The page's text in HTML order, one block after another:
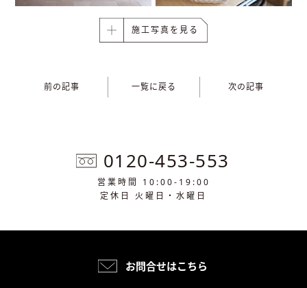
施工写真を見る
前の記事 一覧に戻る 次の記事
0120-453-553
営業時間 10:00-19:00
定休日 火曜日・水曜日
お問合せはこちら